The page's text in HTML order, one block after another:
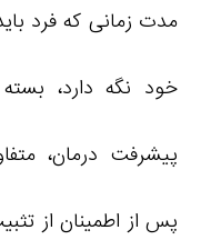
مدت زمانی که فرد
خود نگه دارد،
پیشرفت درمان،
پس از اطمینان از